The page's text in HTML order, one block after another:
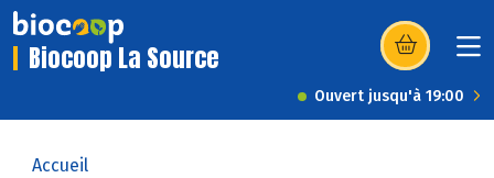
Biocoop La Source (s’ouvre dans
Ouvert jusqu'à 19:00
Accueil